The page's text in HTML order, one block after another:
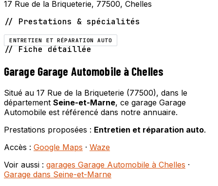
17 Rue de la Briqueterie, 77500, Chelles
// Prestations & spécialités
ENTRETIEN ET RÉPARATION AUTO
// Fiche détaillée
Garage Garage Automobile à Chelles
Situé au 17 Rue de la Briqueterie (77500), dans le
département Seine-et-Marne, ce garage Garage
Automobile est référencé dans notre annuaire.
Prestations proposées : Entretien et réparation auto.
Accès : Google Maps · Waze
Voir aussi : garages Garage Automobile à Chelles ·
Garage dans Seine-et-Marne